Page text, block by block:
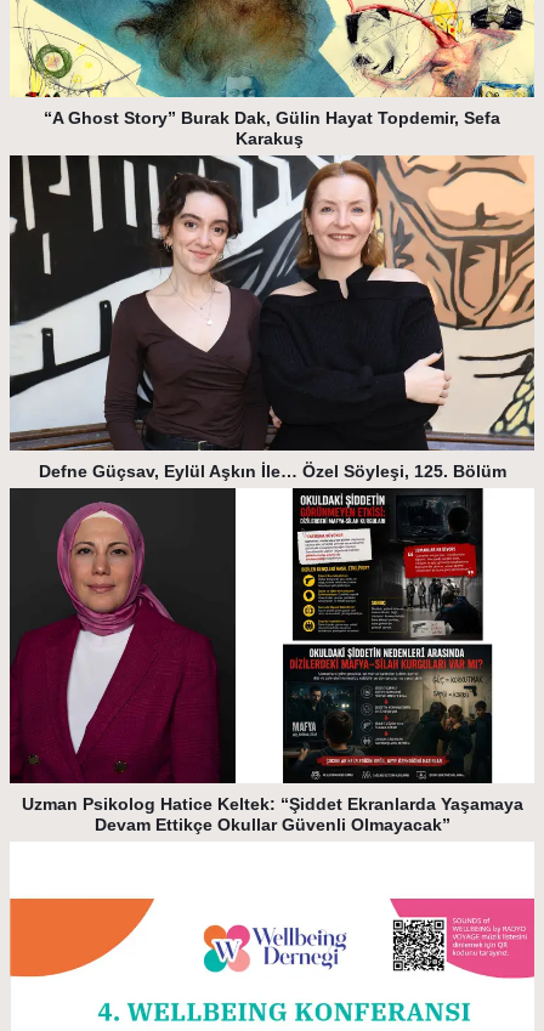
“A Ghost Story” Burak Dak, Gülin Hayat Topdemir, Sefa
Karakuş
Defne Güçsav, Eylül Aşkın İle… Özel Söyleşi, 125. Bölüm
Uzman Psikolog Hatice Keltek: “Şiddet Ekranlarda Yaşamaya
Devam Ettikçe Okullar Güvenli Olmayacak”